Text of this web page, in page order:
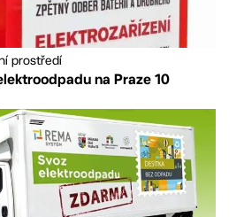
prostředí
na Praze 10